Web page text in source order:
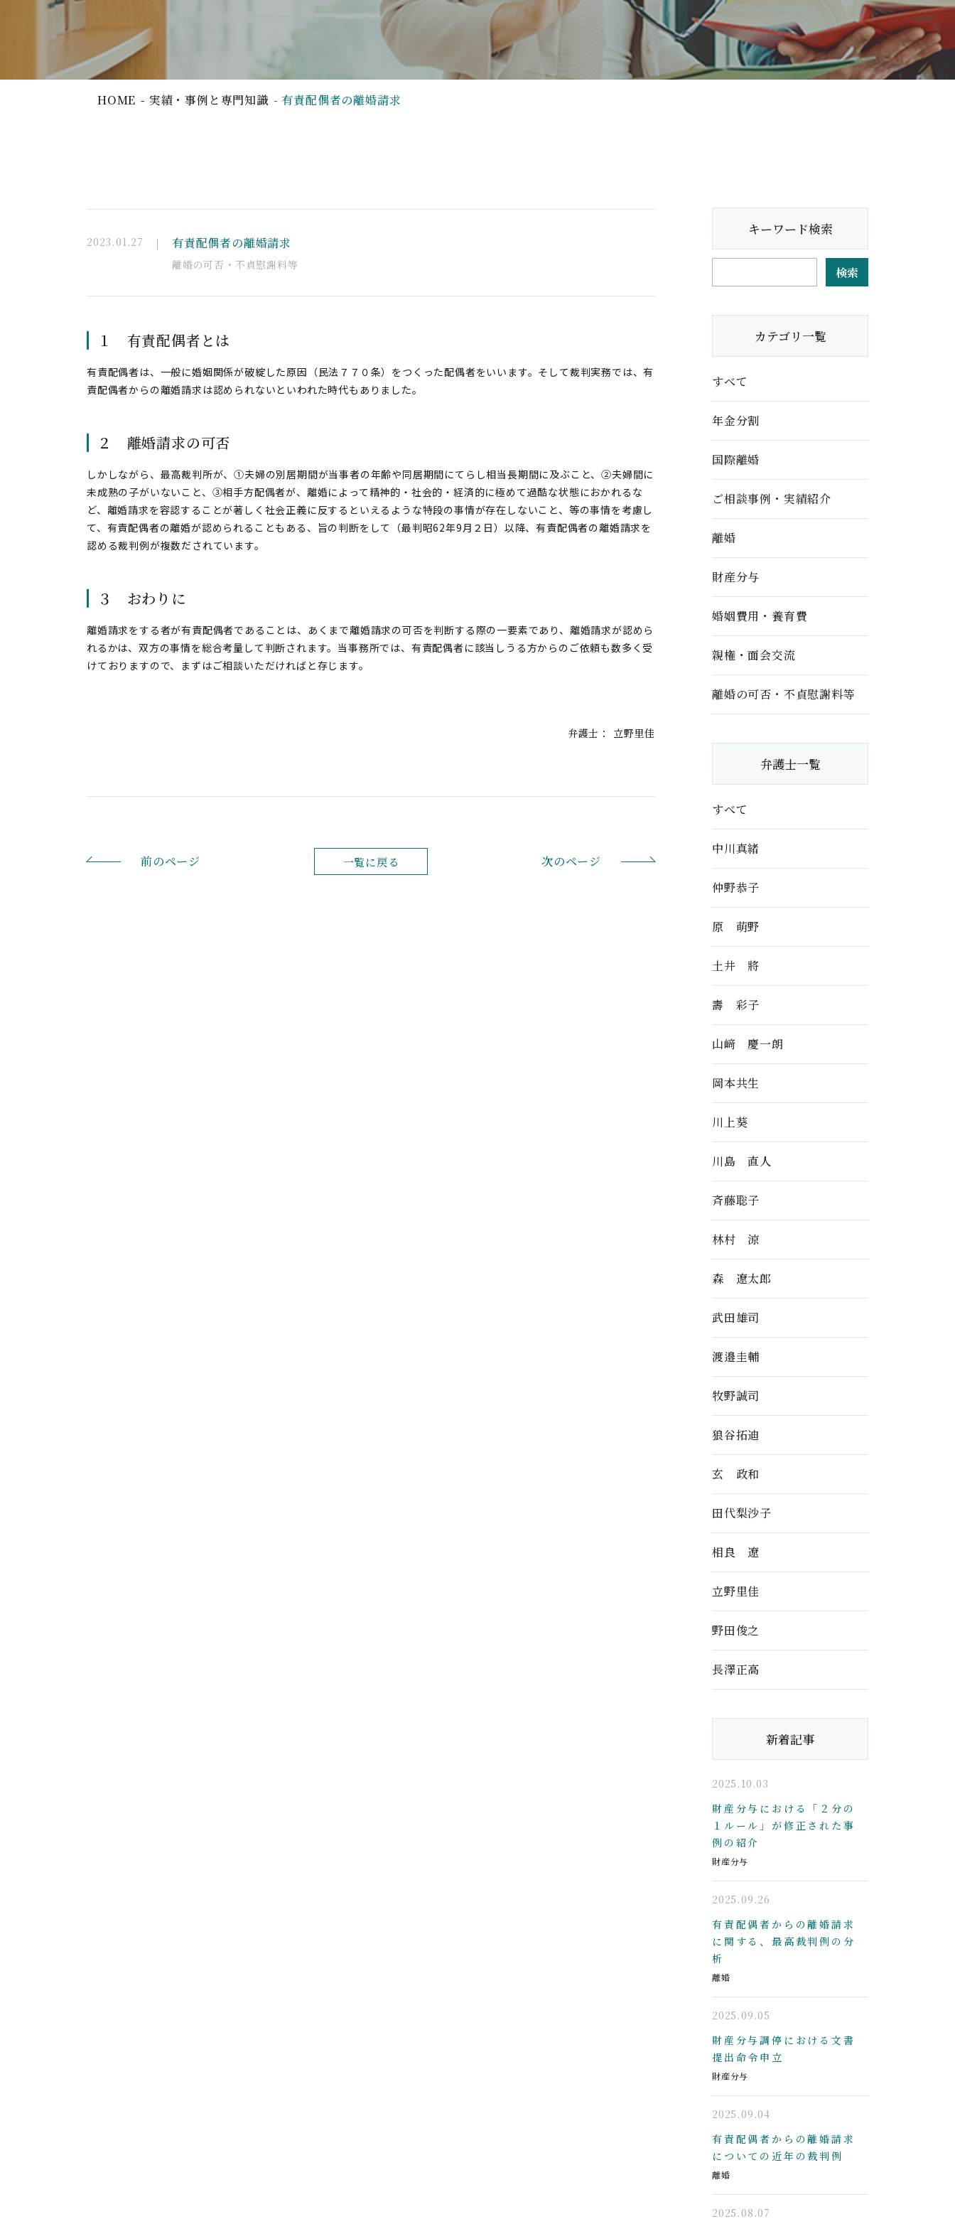
HOME 実績・事例と専門知識 有責配偶者の離婚請求
2023.01.27 有責配偶者の離婚請求
離婚の可否・不貞慰謝料等
１ 有責配偶者とは
有責配偶者は、一般に婚姻関係が破綻した原因（民法７７０条）をつくった配偶者をいいます。そして裁判実務では、有
責配偶者からの離婚請求は認められないといわれた時代もありました。
２ 離婚請求の可否
しかしながら、最高裁判所が、①夫婦の別居期間が当事者の年齢や同居期間にてらし相当長期間に及ぶこと、②夫婦間に
未成熟の子がいないこと、③相手方配偶者が、離婚によって精神的・社会的・経済的に極めて過酷な状態におかれるな
ど、離婚請求を容認することが著しく社会正義に反するといえるような特段の事情が存在しないこと、等の事情を考慮し
て、有責配偶者の離婚が認められることもある、旨の判断をして（最判昭62年9月２日）以降、有責配偶者の離婚請求を
認める裁判例が複数だされています。
３ おわりに
離婚請求をする者が有責配偶者であることは、あくまで離婚請求の可否を判断する際の一要素であり、離婚請求が認めら
れるかは、双方の事情を総合考量して判断されます。当事務所では、有責配偶者に該当しうる方からのご依頼も数多く受
けておりますので、まずはご相談いただければと存じます。
弁護士： 立野里佳
前のページ 一覧に戻る 次のページ
キーワード検索
検索
カテゴリ一覧
すべて
年金分割
国際離婚
ご相談事例・実績紹介
離婚
財産分与
婚姻費用・養育費
親権・面会交流
離婚の可否・不貞慰謝料等
弁護士一覧
すべて
中川真緒
仲野恭子
原 萌野
土井 將
壽 彩子
山﨑 慶一朗
岡本共生
川上葵
川島 直人
斉藤聡子
林村 涼
森 遼太郎
武田雄司
渡邉圭輔
牧野誠司
狼谷拓迪
玄 政和
田代梨沙子
相良 遼
立野里佳
野田俊之
長澤正高
新着記事
2025.10.03
財産分与における「２分の
１ルール」が修正された事
例の紹介
財産分与
2025.09.26
有責配偶者からの離婚請求
に関する、最高裁判例の分
析
離婚
2025.09.05
財産分与調停における文書
提出命令申立
財産分与
2025.09.04
有責配偶者からの離婚請求
についての近年の裁判例
離婚
2025.08.07